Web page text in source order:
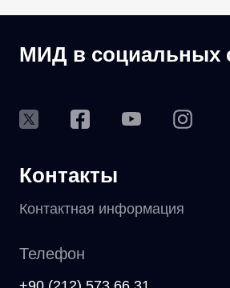
МИД в социальных
Контакты
Контактная информация
Телефон